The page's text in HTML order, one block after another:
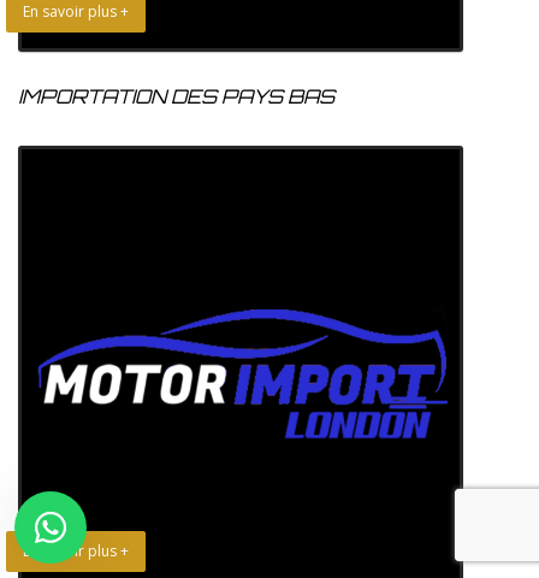
En savoir plus +
IMPORTATION DES PAYS BAS
En savoir plus +